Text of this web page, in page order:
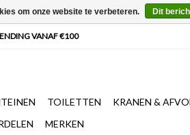
TOILETTEN KRANEN &
MERKEN
om onze website te verbeteren. Dit